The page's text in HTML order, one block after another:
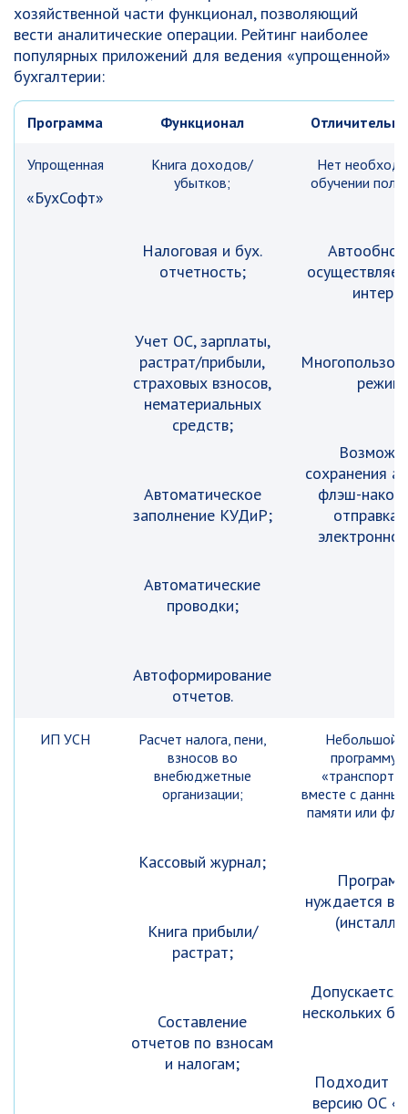
хозяйственной части функционал, позволяющий
вести аналитические операции. Рейтинг наиболее
популярных приложений для ведения «упрощенной»
бухгалтерии:
Программа Функционал
Упрощенная
«БухСофт»
Книга доходов/
убытков;
Налоговая и бух.
отчетность;
Учет ОС, зарплаты,
растрат/прибыли,
страховых взносов,
нематериальных
средств;
Автоматическое
заполнение КУДиР;
Автоматические
проводки;
Автоформирование
отчетов.
Нет
обучении
сохранения
флэш-
отправка
ИП УСН
Расчет налога, пени,
взносов во
внебюджетные
организации;
Кассовый журнал;
Книга прибыли/
растрат;
Составление
отчетов по взносам
и налогам;
Небольшой
программу
вместе с
памяти или
нуждается в
Допускается
нескольких
Подходит
версию ОС